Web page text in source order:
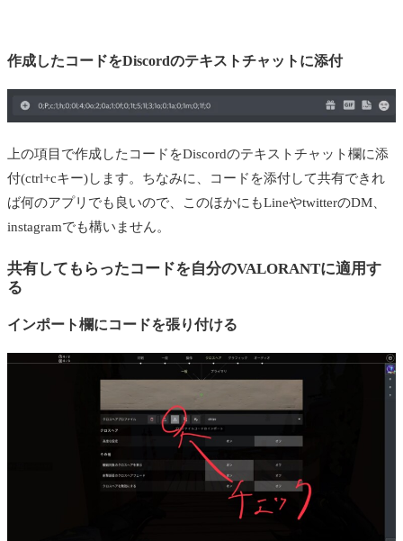
作成したコードをDiscordのテキストチャットに添付
上の項目で作成したコードをDiscordのテキストチャット欄に添
付(ctrl+cキー)します。ちなみに、コードを添付して共有できれ
ば何のアプリでも良いので、このほかにもLineやtwitterのDM、
instagramでも構いません。
共有してもらったコードを自分のVALORANTに適用す
る
インポート欄にコードを張り付ける